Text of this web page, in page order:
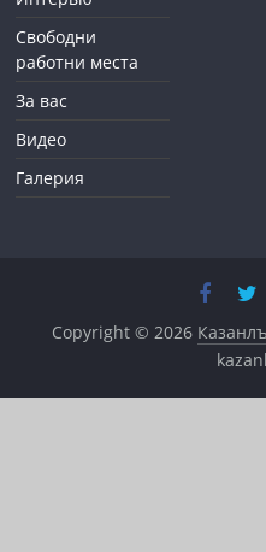
Свободни
работни места
За вас
Видео
Галерия
Copyright © 2026